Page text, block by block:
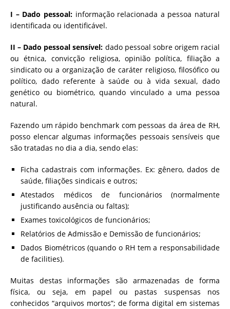
I – Dado pessoal:informação relacionada a pessoa natural
identificada ou identificável.
II – Dado pessoal sensível: dado pessoal sobre origem racial
ou étnica, convicção religiosa, opinião política, filiação a
sindicato ou a organização de caráter religioso, filosófico ou
político, dado referente à saúde ou à vida sexual, dado
genético ou biométrico, quando vinculado a uma pessoa
natural.
Fazendo um rápido benchmark com pessoas da área de RH,
posso elencar algumas informações pessoais sensíveis que
são tratadas no dia a dia, sendo elas:
Ficha cadastrais com informações. Ex: gênero, dados de
saúde, filiações sindicais e outros;
Atestados médicos de funcionários (normalmente
justificando ausência ou faltas);
Exames toxicológicos de funcionários;
Relatórios de Admissão e Demissão de funcionários;
Dados Biométricos (quando o RH tem a responsabilidade
de facilities).
Muitas destas informações são armazenadas de forma
física, ou seja, em papel ou pastas suspensas nos
conhecidos “arquivos mortos”; de forma digital em sistemas